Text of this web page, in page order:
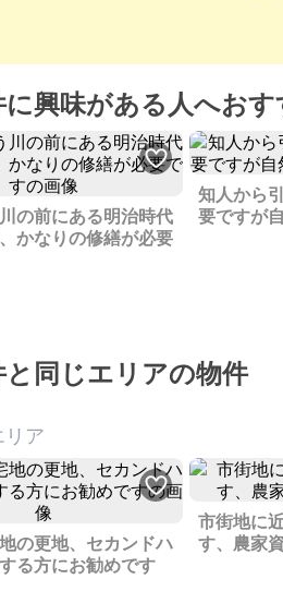
興味がある人へおす
の前にある明治時代
かなりの修繕が必要
知人から
要ですが
同じエリアの物件
リア
の更地、セカンドハ
る方にお勧めです
市街地に
す、農家